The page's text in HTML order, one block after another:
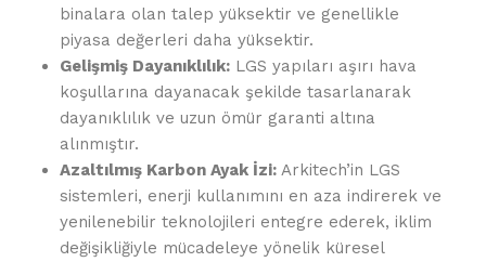
binalara olan talep yüksektir ve genellikle
piyasa değerleri daha yüksektir.
Gelişmiş Dayanıklılık: LGS yapıları aşırı hava
koşullarına dayanacak şekilde tasarlanarak
dayanıklılık ve uzun ömür garanti altına
alınmıştır.
Azaltılmış Karbon Ayak İzi: Arkitech’in LGS
sistemleri, enerji kullanımını en aza indirerek ve
yenilenebilir teknolojileri entegre ederek, iklim
değişikliğiyle mücadeleye yönelik küresel